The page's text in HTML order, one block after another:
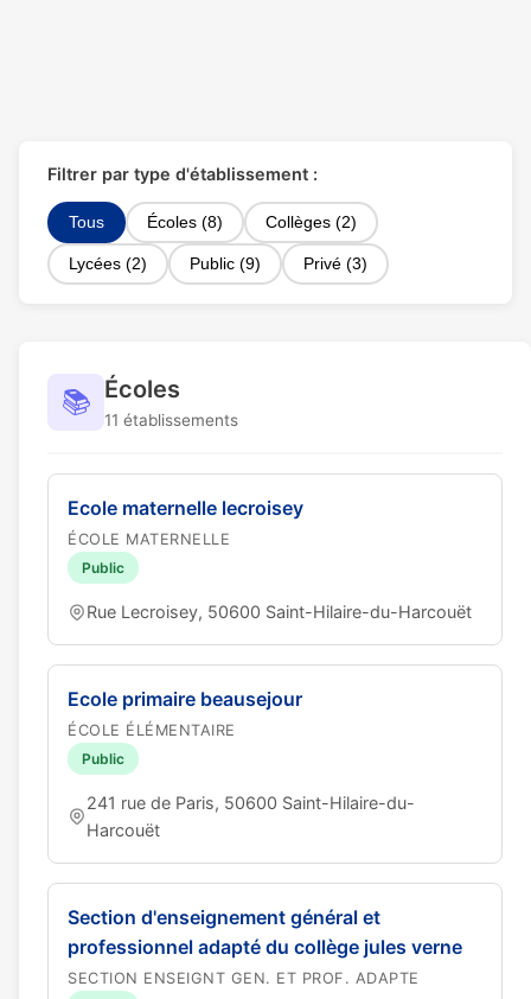
Filtrer par type d'établissement :
Tous Écoles (8) Collèges (2)
Lycées (2) Public (9) Privé (3)
📚 Écoles
11 établissements
Ecole maternelle lecroisey
ÉCOLE MATERNELLE
Public
Rue Lecroisey, 50600 Saint-Hilaire-du-Harcouët
Ecole primaire beausejour
ÉCOLE ÉLÉMENTAIRE
Public
241 rue de Paris, 50600 Saint-Hilaire-du-
Harcouët
Section d'enseignement général et
professionnel adapté du collège jules verne
SECTION ENSEIGNT GEN. ET PROF. ADAPTE